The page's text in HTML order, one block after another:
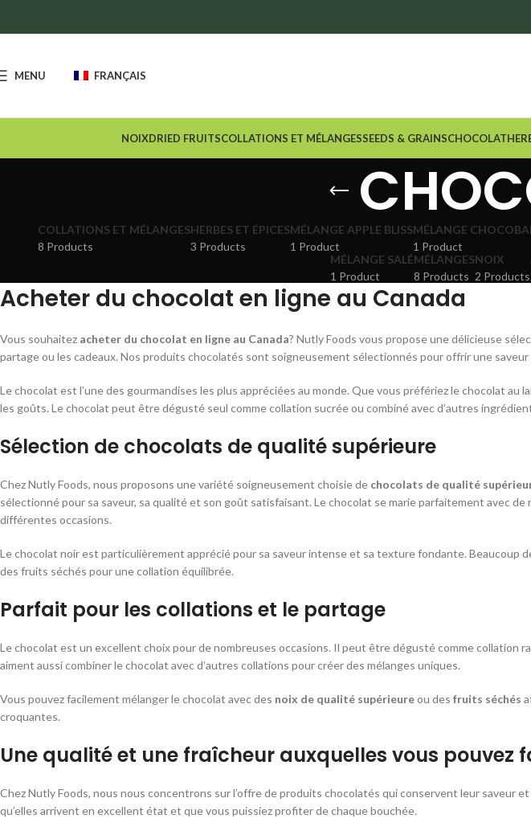
MENU FRANÇAIS
NOIXDRIED FRUITSCOLLATIONS ET MÉLANGESSEEDS & GRAINSCHOCOLAT
COLLATIONS ET MÉLANGES
8 Products
HERBES ET ÉPICES
3 Products
MÉLANGE APPLE BLISS
1 Product
MÉLANGE
1 Product
MÉLANGE SALÉ
1 Product
MÉLANGES
8 Products
NOIX
2 Products
Acheter du chocolat en ligne au Canada
Vous souhaitez acheter du chocolat en ligne au Canada? Nutly Foods vous propose une délicieuse
partage ou les cadeaux. Nos produits chocolatés sont soigneusement sélectionnés pour offrir une
Le chocolat est l’une des gourmandises les plus appréciées au monde. Que vous préfériez le chocolat
les goûts. Le chocolat peut être dégusté seul comme collation sucrée ou combiné avec d’autres
Sélection de chocolats de qualité supérieure
Chez Nutly Foods, nous proposons une variété soigneusement choisie de chocolats de qualité
sélectionné pour sa saveur, sa qualité et son goût satisfaisant. Le chocolat se marie parfaitement avec
différentes occasions.
Le chocolat noir est particulièrement apprécié pour sa saveur intense et sa texture fondante. Beaucoup
des fruits séchés pour une collation équilibrée.
Parfait pour les collations et le partage
Le chocolat est un excellent choix pour de nombreuses occasions. Il peut être dégusté comme collation
aiment aussi combiner le chocolat avec d’autres collations pour créer des mélanges uniques.
Vous pouvez facilement mélanger le chocolat avec des noix de qualité supérieureou des fruits séchés
croquantes.
Une qualité et une fraîcheur auxquelles vous pouvez
Chez Nutly Foods, nous nous concentrons sur l’offre de produits chocolatés qui conservent leur saveur
qu’elles arrivent en excellent état et que vous puissiez profiter de chaque bouchée.